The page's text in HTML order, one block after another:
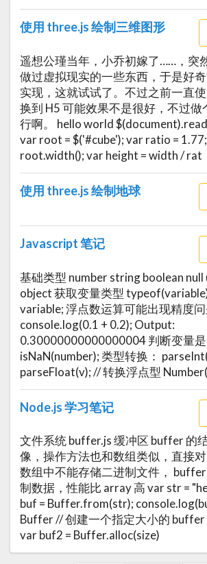
使用 three.js 绘制三维图形
遥想公瑾当年，小乔初嫁了……，突
做过虚拟现实的一些东西，于是好
实现，这就试试了。不过之前一直使
换到 H5 可能效果不是很好，不过
行啊。 hello world
var root = $('#cube'); var ratio =
root.width(); var height = width / rat
使用 three.js 绘制地球
Javascript 笔记
基础类型 number string boolean null
object 获取变量类型
variable; 浮点数运算可能出现精度问
console.log(0.1 + 0.2); Output:
0.30000000000000004 判断变量
isNaN(number); 类型转换：
parseFloat(v); // 转换浮点型
Node.js 学习笔记
文件系统 buffer.js 缓冲区 buffer 的
像，操作方法也和数组类似，直接
数组中不能存储二进制文件，
制数据，性能比 array 高 var str =
buf = Buffer.from(str);
Buffer // 创建一个指定大小的 buffer
var buf2 = Buffer.alloc(size)